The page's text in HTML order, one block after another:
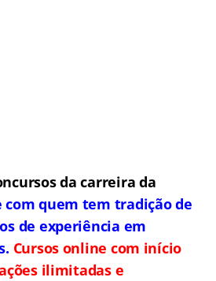
da carreira da
com quem tem tradição de
de experiência em
Cursos online com início
ilimitadas e